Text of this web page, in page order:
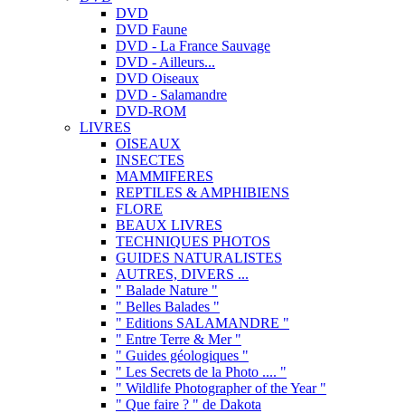
DVD
DVD Faune
DVD - La France Sauvage
DVD - Ailleurs...
DVD Oiseaux
DVD - Salamandre
DVD-ROM
LIVRES
OISEAUX
INSECTES
MAMMIFERES
REPTILES & AMPHIBIENS
FLORE
BEAUX LIVRES
TECHNIQUES PHOTOS
GUIDES NATURALISTES
AUTRES, DIVERS ...
" Balade Nature "
" Belles Balades "
" Editions SALAMANDRE "
" Entre Terre & Mer "
" Guides géologiques "
" Les Secrets de la Photo .... "
" Wildlife Photographer of the Year "
" Que faire ? " de Dakota